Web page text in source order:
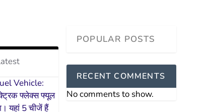
RECENT COMMENTS
No comments to show.